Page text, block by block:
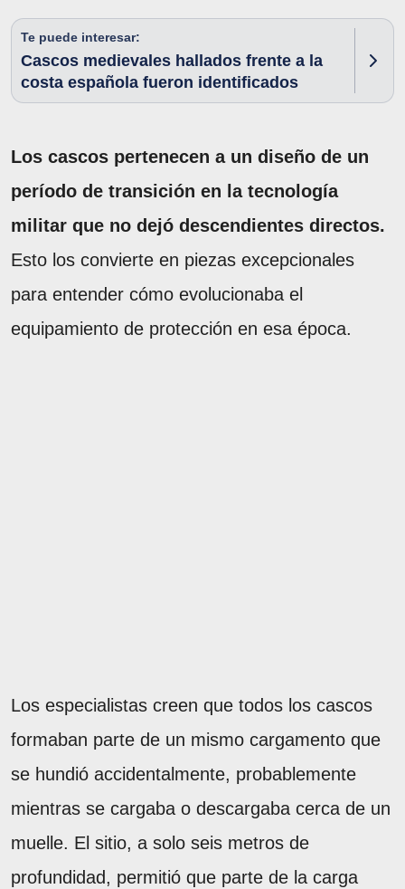
Te puede interesar:
Cascos medievales hallados frente a la
costa española fueron identificados
Los cascos pertenecen a un diseño de un
período de transición en la tecnología
militar que no dejó descendientes directos.
Esto los convierte en piezas excepcionales
para entender cómo evolucionaba el
equipamiento de protección en esa época.
Los especialistas creen que todos los cascos
formaban parte de un mismo cargamento que
se hundió accidentalmente, probablemente
mientras se cargaba o descargaba cerca de un
muelle. El sitio, a solo seis metros de
profundidad, permitió que parte de la carga